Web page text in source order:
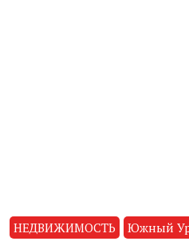
НЕДВИЖИМОСТЬ Южный